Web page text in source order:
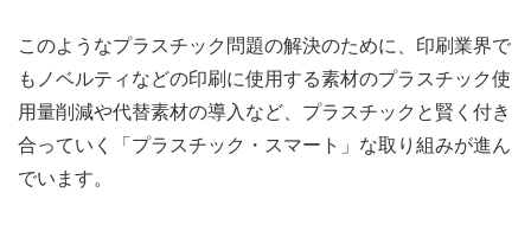
このようなプラスチック問題の解決のために、印刷業界で
もノベルティなどの印刷に使用する素材のプラスチック使
用量削減や代替素材の導入など、プラスチックと賢く付き
合っていく「プラスチック・スマート」な取り組みが進ん
でいます。